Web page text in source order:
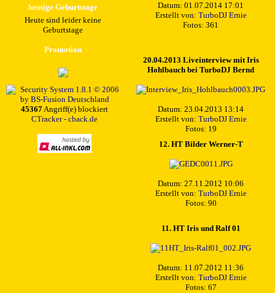
heutige Geburtstage
Heute sind leider keine
Geburtstage
Promotion
45367Angriff(e) blockiert
CTracker - cback.de
Datum: 01.07.2014 17:01
Erstellt von: TurboDJ Ernie
Fotos: 361
20.04.2013 Liveinterview mit Iris
Hohlbauch bei TurboDJ Bernd
Datum: 23.04.2013 13:14
Erstellt von: TurboDJ Ernie
Fotos: 19
12. HT Bilder Werner-T
Datum: 27.11.2012 10:06
Erstellt von: TurboDJ Ernie
Fotos: 90
11. HT Iris und Ralf 01
Datum: 11.07.2012 11:36
Erstellt von: TurboDJ Ernie
Fotos: 67